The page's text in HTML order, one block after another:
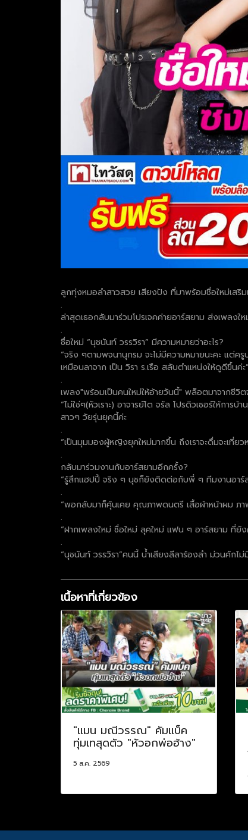
ลูกทุ่งหมอลำสาวสวย เสียงปัง ที่มาพร้อมชื่อใหม่เสริม
.
ล่าสุดเธอกลับมาร่วมโปรเจคค่ายอาร์สยาม ส่งเพลง
.
ชื่อใหม่ “นุชนันท์ วรรวิรา” มีความหมายว่าอะไร?
“จริง ๆตามพจนานุกรม จะไม่มีความหมายนะคะ แต่
เหมือนลาจาก เป็น วิรา ร.เรือ สลับตำแหน่งให้ดูดีขึ้นค่ะ”
.
เพลง"พร้อมเป็นคนใหม่ให้อ้ายวันนี้" พล็อตมาจากชีวิต
“ไม่ใช่ๆ(หัวเราะ) อาจารย์โต จรัล โปรดิวเซอร์ให้ก
สาวๆ วัยรุ่นยุคนี้ค่ะ
.
“เป็นมุมมองผู้หญิงยุคใหม่มากขึ้น ถึงเราจะดื่มจะเที่ย
.
กลับมาร่วมงานกับอาร์สยามอีกครั้ง?
“รู้สึกแฮปปี้ จริง ๆ นุชก็ยังติดต่อกับพี่ ๆ ทีมงานอาร์
.
“พอกลับมาก็คุ้นเคย คุณภาพดนตรี เสื้อผ้าหน้าผม ภา
.
“ฝากเพลงใหม่ ชื่อใหม่ ลุคใหม่ แฟน ๆ อาร์สยาม ที่ยั
.
“นุชนันท์ วรรวิรา”คนนี้ น้ำเสียงลีลาร้องลำ ม่วนคักไ
เนื้อหาที่เกี่ยวข้อง
"แมน มณีวรรณ" คัมแบ็ค
ทุ่มเทสุดตัว "หัวอกพ่อฮ้าง"
5 ส.ค. 2569